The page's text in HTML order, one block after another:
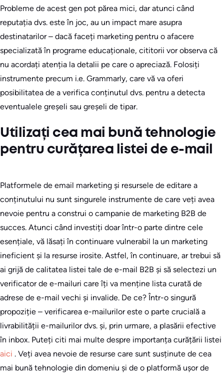
Probleme de acest gen pot părea mici, dar atunci când
reputația dvs. este în joc, au un impact mare asupra
destinatarilor – dacă faceți marketing pentru o afacere
specializată în programe educaționale, cititorii vor observa că
nu acordați atenția la detalii pe care o apreciază. Folosiți
instrumente precum i.e. Grammarly, care vă va oferi
posibilitatea de a verifica conținutul dvs. pentru a detecta
eventualele greșeli sau greșeli de tipar.
Utilizați cea mai bună tehnologie
pentru curățarea listei de e-mail
Platformele de email marketing și resursele de editare a
conținutului nu sunt singurele instrumente de care veți avea
nevoie pentru a construi o campanie de marketing B2B de
succes. Atunci când investiți doar într-o parte dintre cele
esențiale, vă lăsați în continuare vulnerabil la un marketing
ineficient și la resurse irosite. Astfel, în continuare, ar trebui să
ai grijă de calitatea listei tale de e-mail B2B și să selectezi un
verificator de e-mailuri care îți va menține lista curată de
adrese de e-mail vechi și invalide. De ce? Într-o singură
propoziție – verificarea e-mailurilor este o parte crucială a
livrabilității e-mailurilor dvs. și, prin urmare, a plasării efective
în inbox. Puteți citi mai multe despre importanța curățării listei
aici . Veți avea nevoie de resurse care sunt susținute de cea
mai bună tehnologie din domeniu și de o platformă ușor de